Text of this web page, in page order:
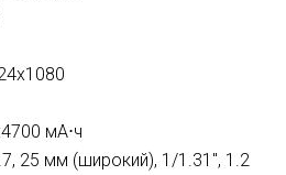
4700 мА⋅ч
25 мм (широкий), 1/1.31", 1.2